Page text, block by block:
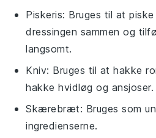
Piskeris: Bruges til at
dressingen sammen og
langsomt.
Kniv: Bruges til at hakke
hakke hvidløg og ansjoser.
Skærebræt: Bruges som
ingredienserne.